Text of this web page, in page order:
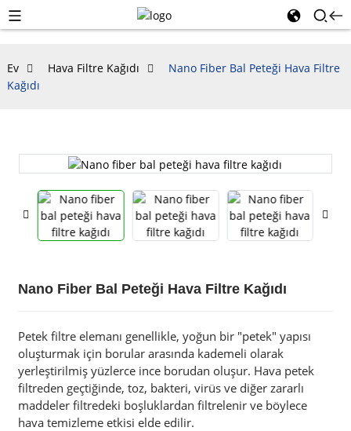
Ev Hava Filtre Kağıdı
Nano Fiber Bal Peteği Hava Filtre
Kağıdı
Nano Fiber Bal Peteği Hava Filtre Kağıdı
Petek filtre elemanı genellikle, yoğun bir "petek" yapısı
oluşturmak için borular arasında kademeli olarak
yerleştirilmiş yüzlerce ince borudan oluşur. Hava petek
filtreden geçtiğinde, toz, bakteri, virüs ve diğer zararlı
maddeler filtredeki boşluklardan filtrelenir ve böylece
hava temizleme etkisi elde edilir.